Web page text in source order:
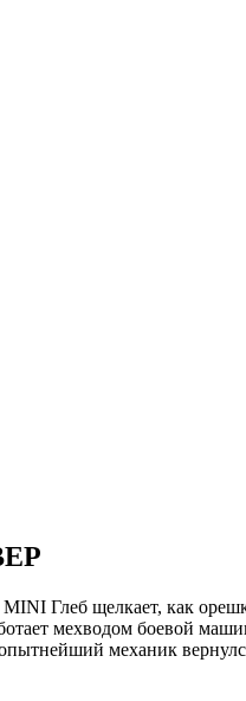
Глеб щелкает, как
мехводом боевой
механик